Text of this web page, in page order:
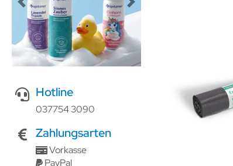
Previous Next
Hotline
037754 3090
Zahlungsarten
Vorkasse
PayPal